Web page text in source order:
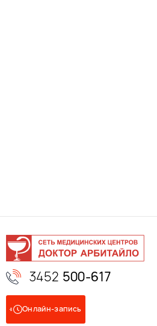
3452 500-617
Онлайн-запись